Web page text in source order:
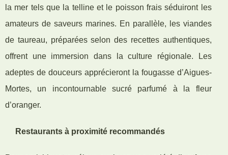
la mer tels que la telline et le poisson frais séduiront les
amateurs de saveurs marines. En parallèle, les viandes
de taureau, préparées selon des recettes authentiques,
offrent une immersion dans la culture régionale. Les
adeptes de douceurs apprécieront la fougasse d’Aigues-
Mortes, un incontournable sucré parfumé à la fleur
d’oranger.
Restaurants à proximité recommandés